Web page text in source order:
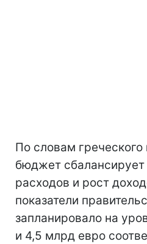
По словам
бюджет
расходов и рост
показатели
запланировало на
и 4,5 млрд евро